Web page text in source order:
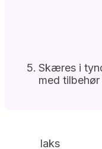
Skæres i
med tilbehør
laks